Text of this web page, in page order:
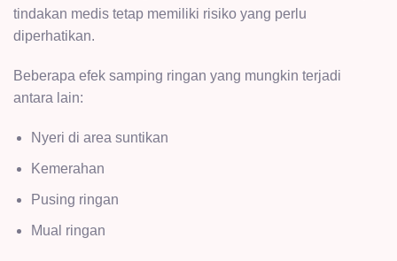
tindakan medis tetap memiliki risiko yang perlu
diperhatikan.
Beberapa efek samping ringan yang mungkin terjadi
antara lain:
Nyeri di area suntikan
Kemerahan
Pusing ringan
Mual ringan